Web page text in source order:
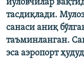
йўловчилар
тасдиқлади.
санаси аниқ
таъминланган.
эса аэропорт